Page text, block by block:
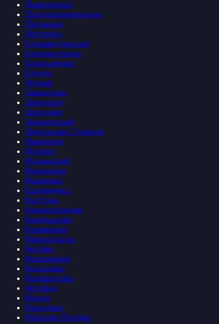
Дивногорск
Долгодеревенское
Дружино
Дягтярск
Елизаветинская
Еманжелинка
Емельяново
Еткуль
Жуков
Завьялово
Запрудня
Засечное
Знаменский
Зональная Станция
Ивановка
Иглино
Ильинский
Инкерман
Ишеевка
Калининец
Калтана
Каменоломни
Камешково
Караваево
Кармаскалы
Кетово
Кокошкино
Кольцово
Кондратово
Котовск
Кохма
Красково
Красная Поляна